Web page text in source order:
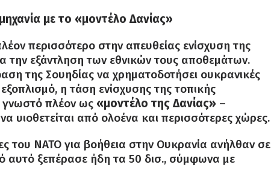
με το «μοντέλο Δανίας»
περισσότερο στην απευθείας ενίσχυση της
την εξάντληση των εθνικών τους αποθεμάτων.
της Σουηδίας να χρηματοδοτήσει ουκρανικές
η τάση ενίσχυσης της τοπικής
γνωστό πλέον ως «μοντέλο της Δανίας» –
υιοθετείται από ολοένα και περισσότερες χώρες.
του ΝΑΤΟ για βοήθεια στην Ουκρανία ανήλθαν σε
αυτό ξεπέρασε ήδη τα 50 δισ., σύμφωνα με